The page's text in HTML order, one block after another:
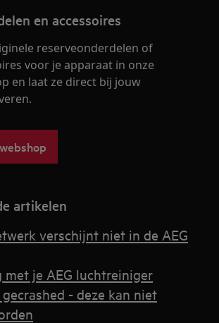
en accessoires
reserveonderdelen of
voor je apparaat in onze
en laat ze direct bij jouw
artikelen
verschijnt niet in de AEG
met je AEG luchtreiniger
- deze kan niet